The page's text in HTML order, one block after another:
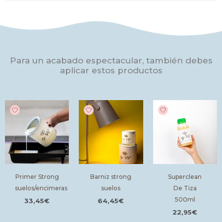
En 2 o 3 días estará seco para el uso pero no será hasta pasados los
21 días que la pintura no cure y el secado sea total. Tened esto muy
secado. Remover bien la pintura para que los tintes se mezclen
Para un acabado espectacular, también debes
aplicar estos productos
Primer Strong
suelos/encimeras
33,45€
Barniz strong
suelos
64,45€
Superclean
De Tiza
500ml
22,95€